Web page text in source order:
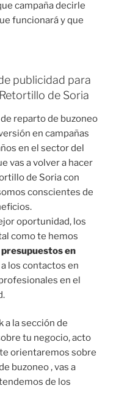
campaña decirle
funcionará y que
publicidad para
de Soria
reparto de buzoneo
en campañas
en el sector del
vas a volver a hacer
de Soria con
conscientes de
oportunidad, los
como te hemos
en
los contactos en
en el
a la sección de
tu negocio, acto
orientaremos sobre
buzoneo , vas a
de los